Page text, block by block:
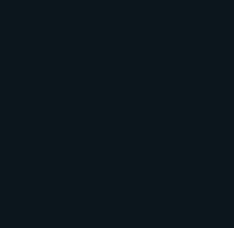
– Schiffahrtsobergericht –
Fahrgastkabinenschiffes MS P.
bürgerlichen Rechts,
(Bl. 6 ff. d., A.) vercharterte die
der Fa. C mit Sitz in Luxemburg,
Fa. als Ausrüsterin zu bewerten
Fa. C in Konkurs gegangen, die